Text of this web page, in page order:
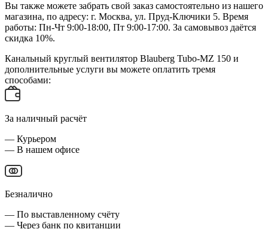
Вы также можете забрать свой заказ самостоятельно из нашего
магазина, по адресу: г. Москва, ул. Пруд-Ключики 5. Время
работы: Пн-Чт 9:00-18:00, Пт 9:00-17:00. За самовывоз даётся
скидка 10%.
Канальный круглый вентилятор Blauberg Tubo-МZ 150 и
дополнительные услуги вы можете оплатить тремя
способами:
За наличный расчёт
— Курьером
— В нашем офисе
Безналично
— По выставленному счёту
— Через банк по квитанции